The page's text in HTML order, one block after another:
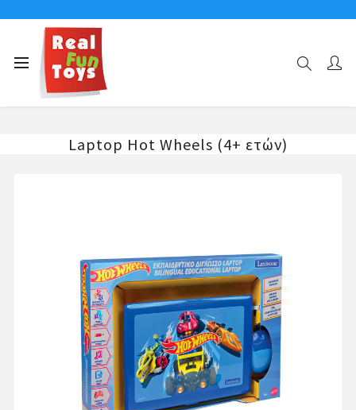
Αρχική σελίδα
Ηλεκτρονικά Παιδικά Παιχνίδια & Gadgets
Εκπαιδευτικά Laptop - Computers
Laptop Hot Wheels (4+ ετών)